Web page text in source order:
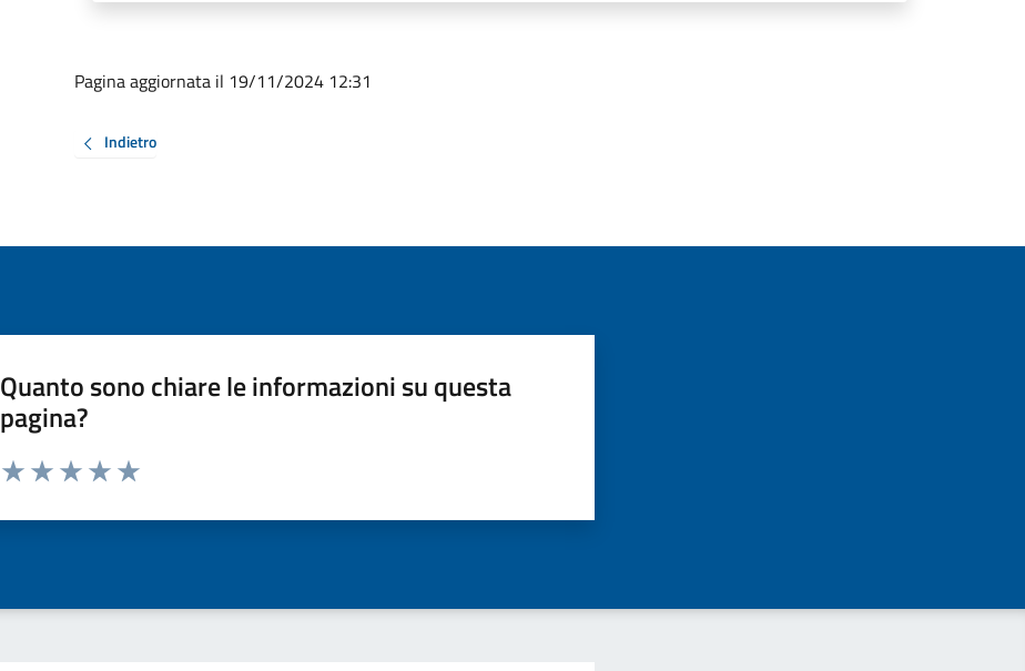
Pagina aggiornata il 19/11/2024 12:31
Indietro
Quanto sono chiare le informazioni su questa
pagina?
Valuta da 1 a 5 stelle la pagina